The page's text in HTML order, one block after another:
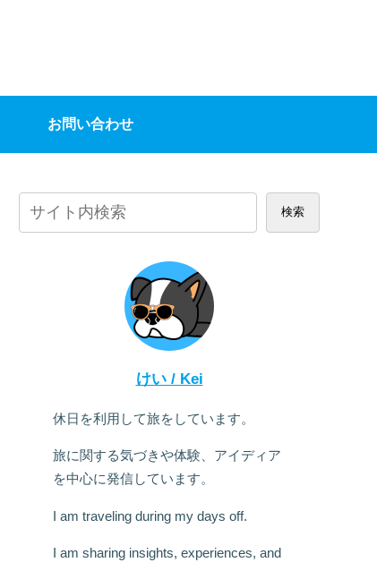
お問い合わせ
検索
けい / Kei
休日を利用して旅をしています。
旅に関する気づきや体験、アイディア
を中心に発信しています。
I am traveling during my days off.
I am sharing insights, experiences, and